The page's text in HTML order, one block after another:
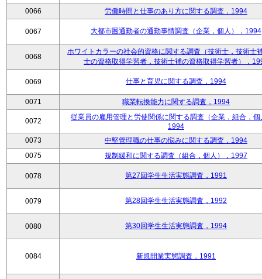
0066 労働時間と仕事のあり方に関する調査，1994
0067 大都市圏通勤者の通勤事情調査（企業，個人），1994
0068
ホワイトカラーの社会的資格に関する調査（技術士，技術士
士の資格取得学習者，技術士補の資格取得学習者），
0069 仕事と育児に関する調査，1994
0071 職業転換能力に関する調査，1994
0072
従業員の雇用管理と労使関係に関する調査（企業，組合，個
1994
0073
中堅管理職の仕事の悩みに関する調査，1994
0075
規制緩和に関する調査（組合，個人），1997
0078 第27回学生生活実態調査，1991
0079 第28回学生生活実態調査，1992
0080 第30回学生生活実態調査，1994
0084 新規開業実態調査，1991